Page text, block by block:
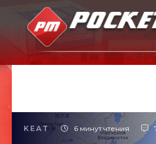
KEAT 6 минут чтения